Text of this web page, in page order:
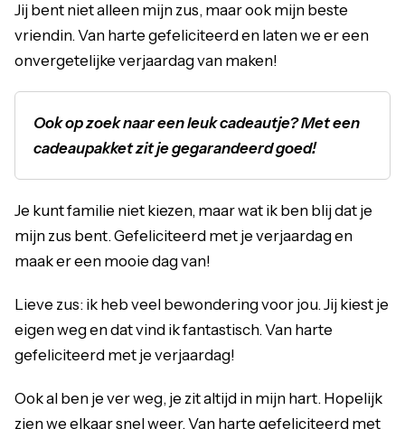
Jij bent niet alleen mijn zus, maar ook mijn beste
vriendin. Van harte gefeliciteerd en laten we er een
onvergetelijke verjaardag van maken!
Ook op zoek naar een leuk cadeautje? Met een
cadeaupakket zit je gegarandeerd goed!
Je kunt familie niet kiezen, maar wat ik ben blij dat je
mijn zus bent. Gefeliciteerd met je verjaardag en
maak er een mooie dag van!
Lieve zus: ik heb veel bewondering voor jou. Jij kiest je
eigen weg en dat vind ik fantastisch. Van harte
gefeliciteerd met je verjaardag!
Ook al ben je ver weg, je zit altijd in mijn hart. Hopelijk
zien we elkaar snel weer. Van harte gefeliciteerd met